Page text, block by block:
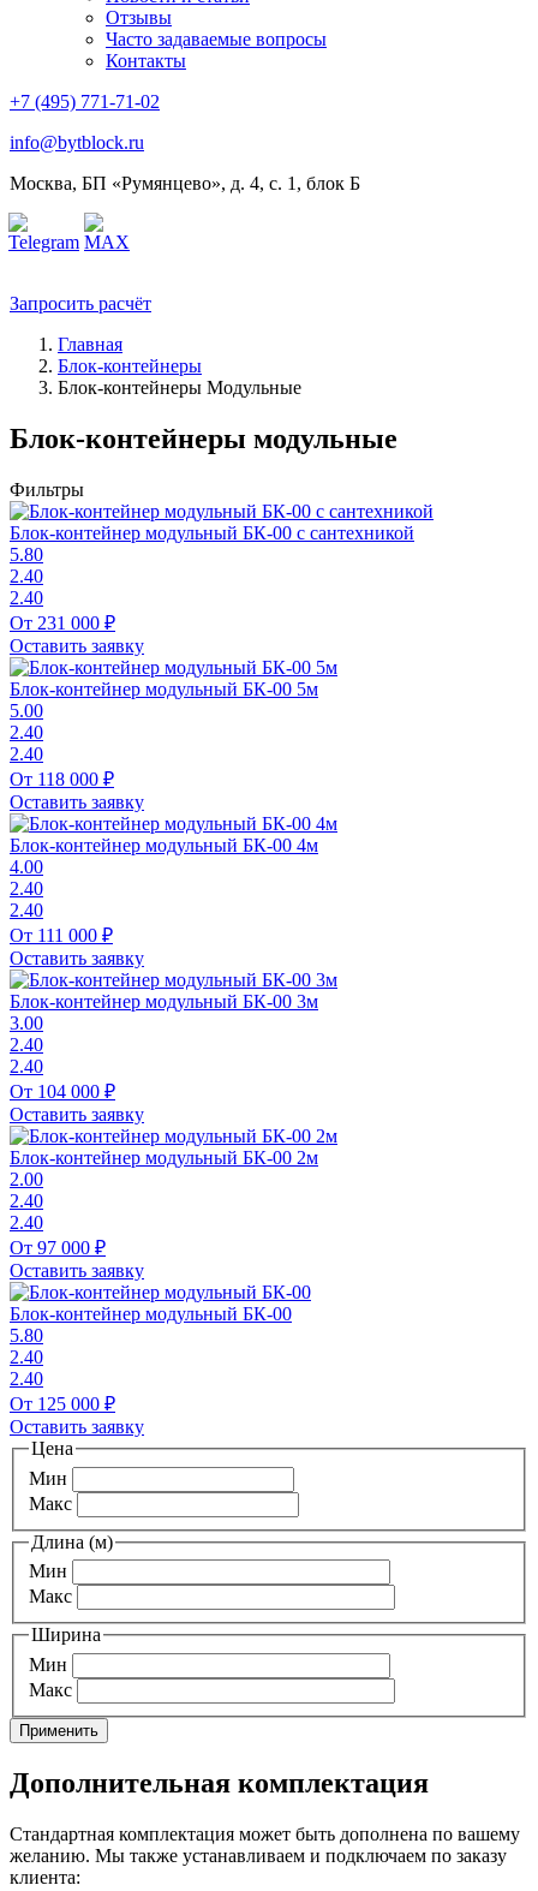
Отзывы
Часто задаваемые вопросы
Контакты
+7 (495) 771-71-02
info@bytblock.ru
Москва, БП «Румянцево», д. 4, с. 1, блок Б
Запросить расчёт
Главная
Блок-контейнеры
Блок-контейнеры Модульные
Блок-контейнеры модульные
Фильтры
Блок-контейнер модульный БК-00 с сантехникой
5.80
2.40
2.40
От 231 000 ₽
Оставить заявку
Блок-контейнер модульный БК-00 5м
5.00
2.40
2.40
От 118 000 ₽
Оставить заявку
Блок-контейнер модульный БК-00 4м
4.00
2.40
2.40
От 111 000 ₽
Оставить заявку
Блок-контейнер модульный БК-00 3м
3.00
2.40
2.40
От 104 000 ₽
Оставить заявку
Блок-контейнер модульный БК-00 2м
2.00
2.40
2.40
От 97 000 ₽
Оставить заявку
Блок-контейнер модульный БК-00
5.80
2.40
2.40
От 125 000 ₽
Оставить заявку
Цена
Мин
Макс
Длина (м)
Мин
Макс
Ширина
Мин
Макс
Применить
Дополнительная комплектация
Стандартная комплектация может быть дополнена по вашему
желанию. Мы также устанавливаем и подключаем по заказу
клиента: